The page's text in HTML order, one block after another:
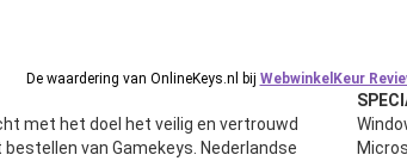
De waardering van OnlineKeys.nl bij WebwinkelKeur
met het doel het veilig en vertrouwd
van Gamekeys. Nederlandse